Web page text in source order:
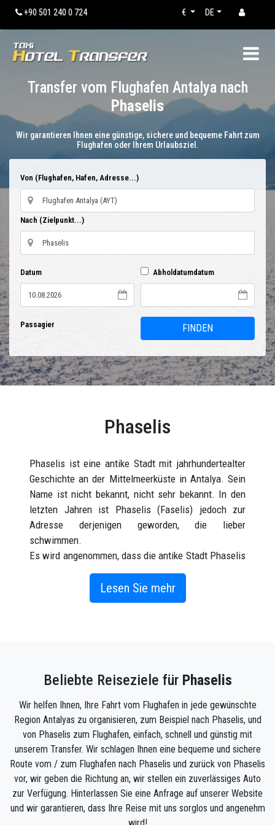
+90 501 240 0 724 DE
€
Transfer vom Flughafen Antalya nach
Phaselis
Wir garantieren Ihnen eine günstige, sichere und bequeme Fahrt zum
Flughafen oder Ihrem Urlaubsziel.
Von (Flughafen, Hafen, Adresse...)
Nach (Zielpunkt...)
Datum Abholdatumdatum
Passagier FINDEN
Phaselis
Phaselis ist eine antike Stadt mit jahrhundertealter
Geschichte an der Mittelmeerküste in Antalya. Sein
Name ist nicht bekannt, nicht sehr bekannt. In den
letzten Jahren ist Phaselis (Faselis) jedoch zur
Adresse derjenigen geworden, die lieber
schwimmen.
Es wird angenommen, dass die antike Stadt Phaselis
im 7. Jahrhundert v. Chr. von Kolonisten aus Rhodos
gegründet wurde. Das Taurusgebirge lag direkt hinter
den Küsten und das hat die Stadt sehr günstig für
Syrien, Griechenland und anderen Mittelmeerländern.
an der Südwestküste der Halbinsel, die alle
natürliche Häfen sind.
Wie kommt man nach Phaselis?
Wenn Sie Phaselis besuchen und auch die
erstaunlichen Attraktionen von Phaselis sehen
möchten, gibt es auch die Möglichkeit, diesen
exklusiven privaten Transferservice in Phaselis zu
Lesen Sie mehr
Beliebte Reiseziele für Phaselis
Wir helfen Ihnen, Ihre Fahrt vom Flughafen in jede gewünschte
Region Antalyas zu organisieren, zum Beispiel nach Phaselis, und
von Phaselis zum Flughafen, einfach, schnell und günstig mit
unserem Transfer. Wir schlagen Ihnen eine bequeme und sichere
Route vom / zum Flughafen nach Phaselis und zurück von Phaselis
vor, wir geben die Richtung an, wir stellen ein zuverlässiges Auto
zur Verfügung. Hinterlassen Sie eine Anfrage auf unserer Website
und wir garantieren, dass Ihre Reise mit uns sorglos und angenehm